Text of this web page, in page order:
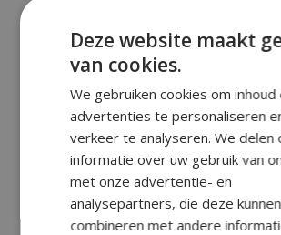
Aantal m²:
Subtotaal (excl. btw)
Specificatie (in subtotaal, excl.
Toeslagen (excl. btw)
Deze website maakt
van cookies.
We gebruiken cookies om inhoud
advertenties te personaliseren
verkeer te analyseren. We delen
informatie over uw gebruik van
met onze advertentie- en
analysepartners, die deze kunnen
combineren met andere